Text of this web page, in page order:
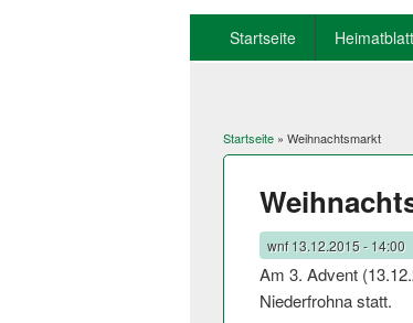
Startseite Heimatblatt
Sie sind hier
Startseite » Weihnachtsmarkt
wnf13.12.2015 - 14:00
Am 3. Advent
Niederfrohna statt.